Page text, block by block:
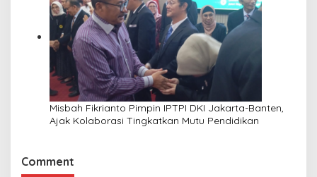
Misbah Fikrianto Pimpin IPTPI DKI Jakarta-Banten,
Ajak Kolaborasi Tingkatkan Mutu Pendidikan
Comment